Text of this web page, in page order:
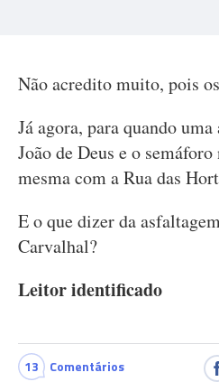
Não acredito muito, pois
Já agora, para quando
João de Deus e o
mesma com a Rua das
E o que dizer da
Carvalhal?
Leitor identificado
13 Comentários